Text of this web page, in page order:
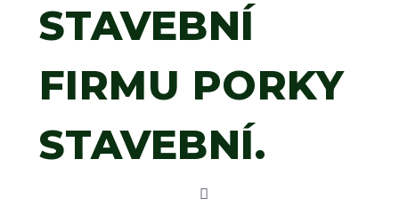
STAVEBNÍ
FIRMU PORKY
STAVEBNÍ.